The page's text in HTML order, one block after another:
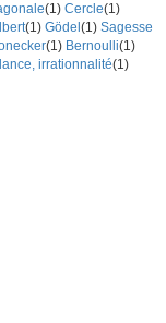
(1) Cercle(1)
(1) Gödel (1) Sagesse
(1) Bernoulli(1)
irrationnalité(1)